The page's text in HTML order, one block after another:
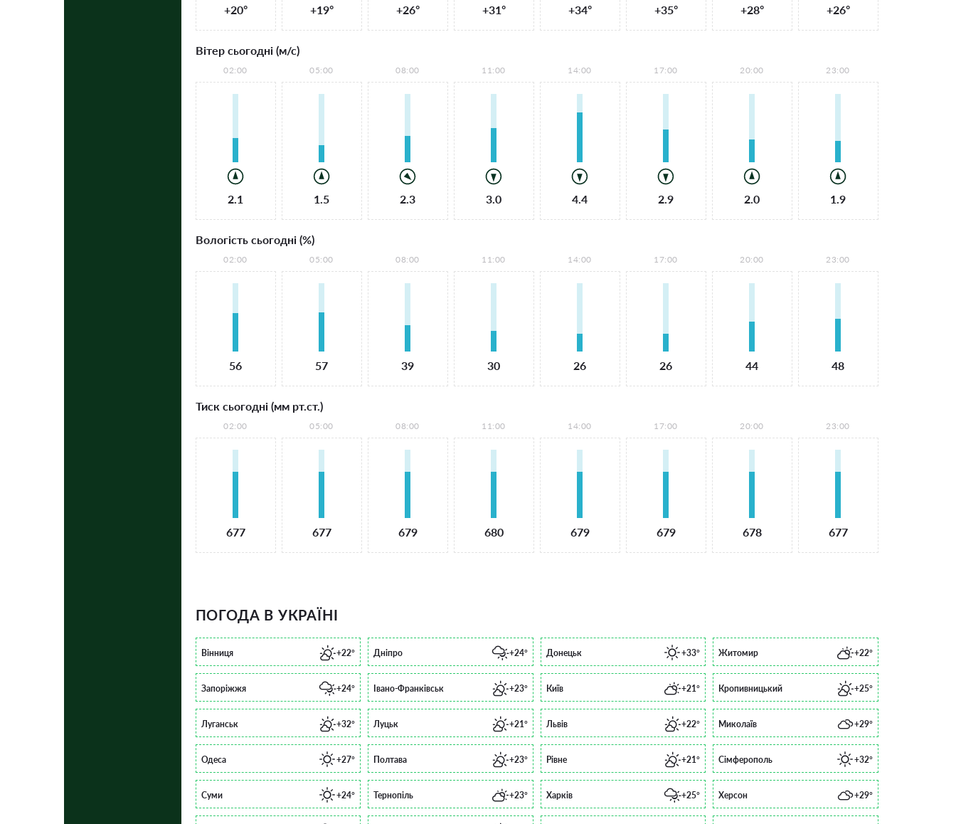
+20° +19° +26° +31° +34° +35° +28° +26°
Вітер сьогодні (м/с)
02:00
2.1
05:00
1.5
08:00
2.3
11:00
3.0
14:00
4.4
17:00
2.9
20:00
2.0
23:00
1.9
Вологість сьогодні (%)
02:00
56
05:00
57
08:00
39
11:00
30
14:00
26
17:00
26
20:00
44
23:00
48
Тиск сьогодні (мм рт.ст.)
02:00
677
05:00
677
08:00
679
11:00
680
14:00
679
17:00
679
20:00
678
23:00
677
ПОГОДА В УКРАЇНІ
Вінниця +22° Дніпро +24° Донецьк +33° Житомир +22°
Запоріжжя +24° Івано-Франківськ +23° Київ +21° Кропивницький +25°
Луганськ +32° Луцьк +21° Львів +22° Миколаїв +29°
Одеса +27° Полтава +23° Рівне +21° Сімферополь +32°
Суми +24° Тернопіль +23° Харків +25° Херсон +29°